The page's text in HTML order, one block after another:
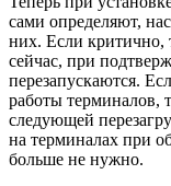
сами определяют,
них. Если критично,
сейчас, при
перезапускаются.
работы терминалов,
следующей
на терминалах при
больше не нужно.